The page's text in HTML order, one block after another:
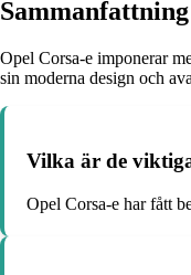
Sammanfattning
Opel Corsa-e imponerar
sin moderna design och
Vilka är de
Opel Corsa-e har fått